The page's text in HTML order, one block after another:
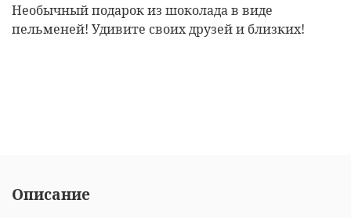
Необычный подарок из шоколада в виде
пельменей! Удивите своих друзей и близких!
Описание